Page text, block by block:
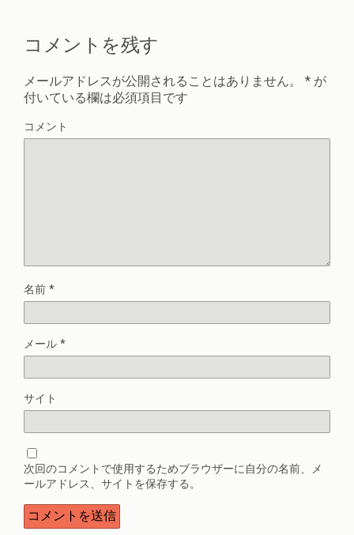
コメントを残す
メールアドレスが公開されることはありません。 * が
付いている欄は必須項目です
コメント
名前 *
メール *
サイト
次回のコメントで使用するためブラウザーに自分の名前、メ
ールアドレス、サイトを保存する。